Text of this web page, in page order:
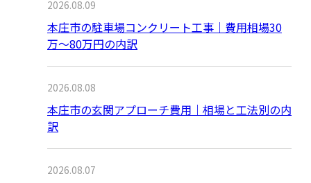
2026.08.09
本庄市の駐車場コンクリート工事｜費用相場30
万〜80万円の内訳
2026.08.08
本庄市の玄関アプローチ費用｜相場と工法別の内
訳
2026.08.07